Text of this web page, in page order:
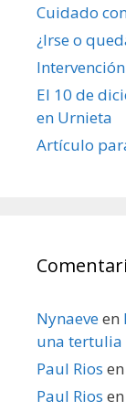
Cuidado
¿Irse o
El 10 de
en Urnieta
Artículo
Nynaeveen
una tertulia
Paul Rios en
Paul Rios en